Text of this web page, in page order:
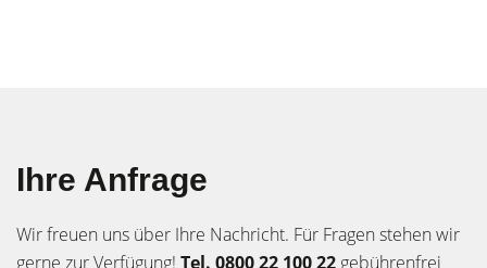
Ihre Anfrage
Wir freuen uns über Ihre Nachricht. Für Fragen stehen wir
gerne zur Verfügung! Tel. 0800 22 100 22 gebührenfrei